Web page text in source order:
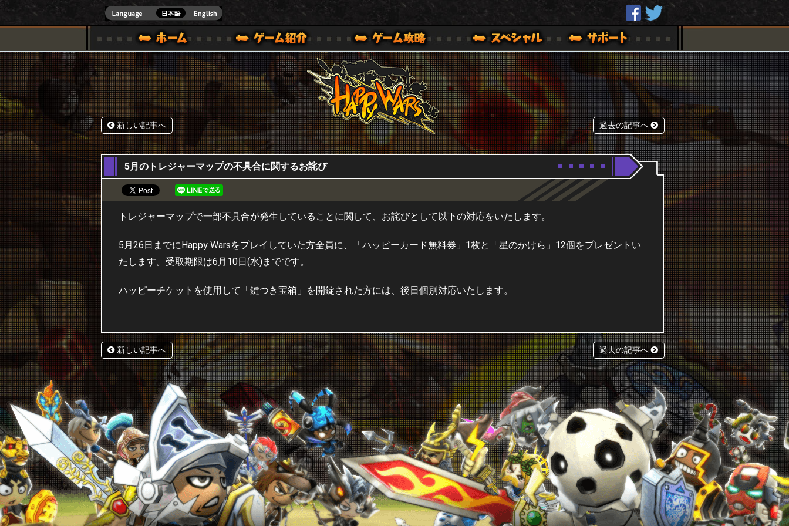
HappyWars
)公式サイト [ XBOX 360,XBOX ONE VER.]
ゲームガイド
スペシャル｜HAPPY WARS(ハッピーウォーズ)公式サイト [ XBOX 360,XBOX ONE VER.]
サポート | HAPPY WARS(ハッピーウォーズ)公式サイト [ XBOX 360,XBOX ONE VER.]
新しい記事へ 過去の記事へ
27,05,2015
5月のトレジャーマップの不具合に関するお詫び
トレジャーマップで一部不具合が発生していることに関して、お詫びとして以下の対応をいたします。
5月26日までにHappy Warsをプレイしていた方全員に、「ハッピーカード無料券」1枚と「星のかけら」12個をプレゼントい
たします。受取期限は6月10日(水)までです。
ハッピーチケットを使用して「鍵つき宝箱」を開錠された方には、後日個別対応いたします。
新しい記事へ 過去の記事へ